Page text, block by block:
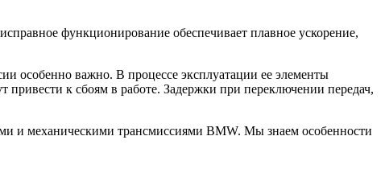
функционирование обеспечивает плавное ускорение,
особенно важно. В процессе эксплуатации ее элементы
привести к сбоям в работе. Задержки при переключении передач,
и механическими трансмиссиями BMW. Мы знаем особенности